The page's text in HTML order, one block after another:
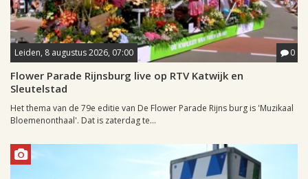
Leiden, 8 augustus 2026, 07:00 0
Flower Parade Rijnsburg live op RTV Katwijk en
Sleutelstad
Het thema van de 79e editie van De Flower Parade Rijns burg is 'Muzikaal
Bloemenonthaal'. Dat is zaterdag te...